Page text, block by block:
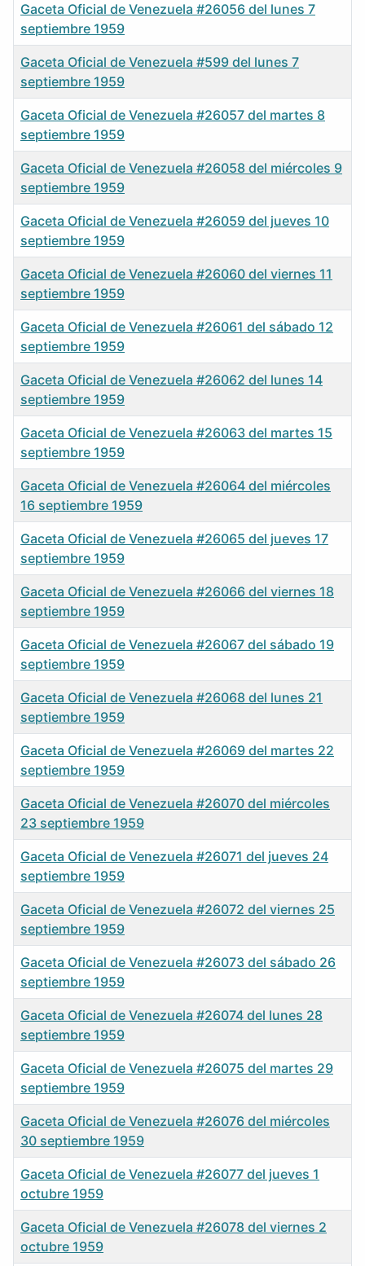
Gaceta Oficial de Venezuela #26056 del lunes 7
septiembre 1959
Gaceta Oficial de Venezuela #599 del lunes 7
septiembre 1959
Gaceta Oficial de Venezuela #26057 del martes 8
septiembre 1959
Gaceta Oficial de Venezuela #26058 del miércoles 9
septiembre 1959
Gaceta Oficial de Venezuela #26059 del jueves 10
septiembre 1959
Gaceta Oficial de Venezuela #26060 del viernes 11
septiembre 1959
Gaceta Oficial de Venezuela #26061 del sábado 12
septiembre 1959
Gaceta Oficial de Venezuela #26062 del lunes 14
septiembre 1959
Gaceta Oficial de Venezuela #26063 del martes 15
septiembre 1959
Gaceta Oficial de Venezuela #26064 del miércoles
16 septiembre 1959
Gaceta Oficial de Venezuela #26065 del jueves 17
septiembre 1959
Gaceta Oficial de Venezuela #26066 del viernes 18
septiembre 1959
Gaceta Oficial de Venezuela #26067 del sábado 19
septiembre 1959
Gaceta Oficial de Venezuela #26068 del lunes 21
septiembre 1959
Gaceta Oficial de Venezuela #26069 del martes 22
septiembre 1959
Gaceta Oficial de Venezuela #26070 del miércoles
23 septiembre 1959
Gaceta Oficial de Venezuela #26071 del jueves 24
septiembre 1959
Gaceta Oficial de Venezuela #26072 del viernes 25
septiembre 1959
Gaceta Oficial de Venezuela #26073 del sábado 26
septiembre 1959
Gaceta Oficial de Venezuela #26074 del lunes 28
septiembre 1959
Gaceta Oficial de Venezuela #26075 del martes 29
septiembre 1959
Gaceta Oficial de Venezuela #26076 del miércoles
30 septiembre 1959
Gaceta Oficial de Venezuela #26077 del jueves 1
octubre 1959
Gaceta Oficial de Venezuela #26078 del viernes 2
octubre 1959